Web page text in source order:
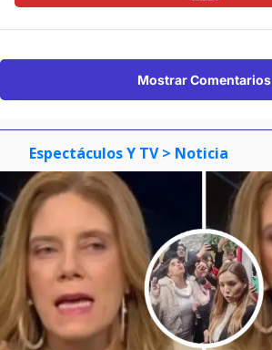
Mostrar Comentarios
Espectáculos Y TV > Noticia